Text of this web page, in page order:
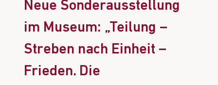
Neue Sonderausstellung
im Museum: „Teilung –
Streben nach Einheit –
Frieden. Die